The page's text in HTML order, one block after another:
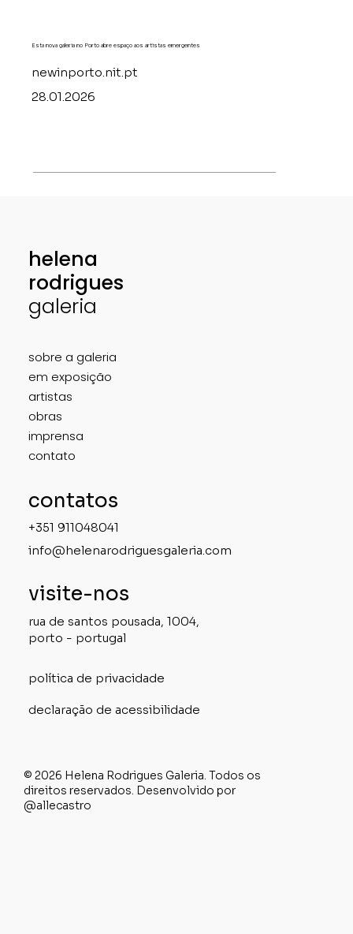
Esta nova galeria no Porto abre espaço aos artistas emergentes
newinporto.nit.pt
28.01.2026
helena
rodrigues
galeria
sobre a galeria
em exposição
artistas
obras
imprensa
contato
contatos
+351 911048041
info@helenarodriguesgaleria.com
visite-nos
rua de santos pousada, 1004,
porto - portugal
política de privacidade
declaração de acessibilidade
© 2026 Helena Rodrigues Galeria. Todos os
direitos reservados. Desenvolvido por
@allecastro